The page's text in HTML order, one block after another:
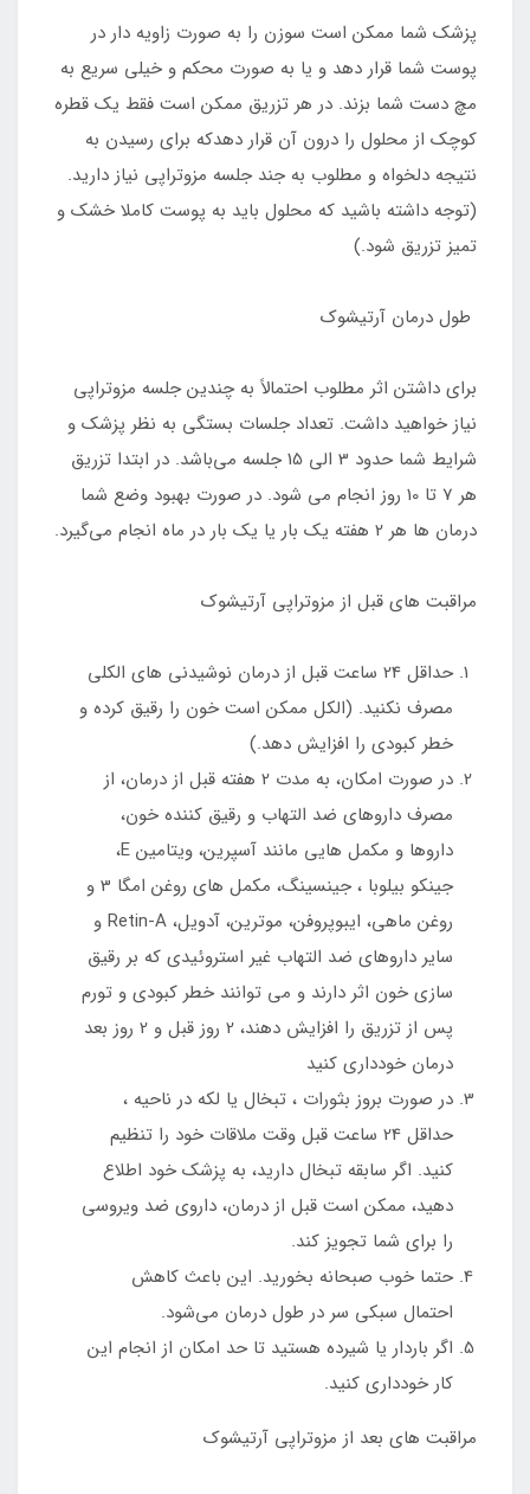
پزشک شما ممکن است سوزن را به صورت زاویه دار در
پوست شما قرار دهد و یا به صورت محکم و خیلی سریع به
مچ دست شما بزند. در هر تزریق ممکن است فقط یک قطره
کوچک از محلول را درون آن قرار دهدکه برای رسیدن به
نتیجه دلخواه و مطلوب به جند جلسه مزوتراپی نیاز دارید.
(توجه داشته باشید که محلول باید به پوست کاملا خشک و
تمیز تزریق شود.)
طول درمان آرتیشوک
برای داشتن اثر مطلوب احتمالاً به چندین جلسه مزوتراپی
نیاز خواهید داشت. تعداد جلسات بستگی به نظر پزشک و
شرایط شما حدود 3 الی 15 جلسه می‌باشد. در ابتدا تزریق
هر 7 تا 10 روز انجام می‎ شود. در صورت بهبود وضع شما
درمان ها هر 2 هفته یک بار یا یک بار در ماه انجام می‌‌گیرد.
مراقبت های قبل از مزوتراپی آرتیشوک
حداقل 24 ساعت قبل از درمان نوشیدنی های الکلی
مصرف نکنید. (الکل ممکن است خون را رقیق کرده و
خطر کبودی را افزایش دهد.)
در صورت امکان، به مدت 2 هفته قبل از درمان، از
مصرف داروهای ضد التهاب و رقیق کننده خون،
داروها و مکمل هایی مانند آسپرین، ویتامین E،
جینکو بیلوبا ، جینسینگ، مکمل های روغن امگا 3 و
روغن ماهی، ایبوپروفن، موترین، آدویل، Retin-A و
سایر داروهای ضد التهاب غیر استروئیدی که بر رقیق
سازی خون اثر دارند و می توانند خطر کبودی و تورم
پس از تزریق را افزایش دهند، 2 روز قبل و 2 روز بعد
درمان خودداری کنید
در صورت بروز بثورات ، تبخال یا لکه در ناحیه ،
حداقل 24 ساعت قبل وقت ملاقات خود را تنظیم
کنید. اگر سابقه تبخال دارید، به پزشک خود اطلاع
دهید، ممکن است قبل از درمان، داروی ضد ویروسی
را برای شما تجویز کند.
حتما خوب صبحانه بخورید. این باعث کاهش
احتمال سبکی سر در طول درمان می‌شود.
اگر باردار یا شیرده هستید تا حد امکان از انجام این
کار خودداری کنید.
مراقبت های بعد از مزوتراپی آرتیشوک